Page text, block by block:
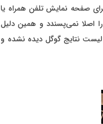
صفحه نمایش تلفن همراه یا
اصلا نمی‌پسندد و همین دلیل
نتایج گوگل دیده نشده و